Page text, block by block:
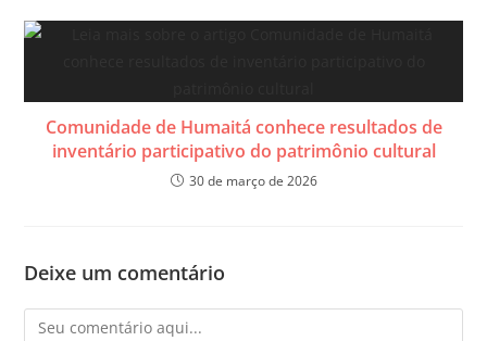
Comunidade de Humaitá conhece resultados de
inventário participativo do patrimônio cultural
30 de março de 2026
Deixe um comentário